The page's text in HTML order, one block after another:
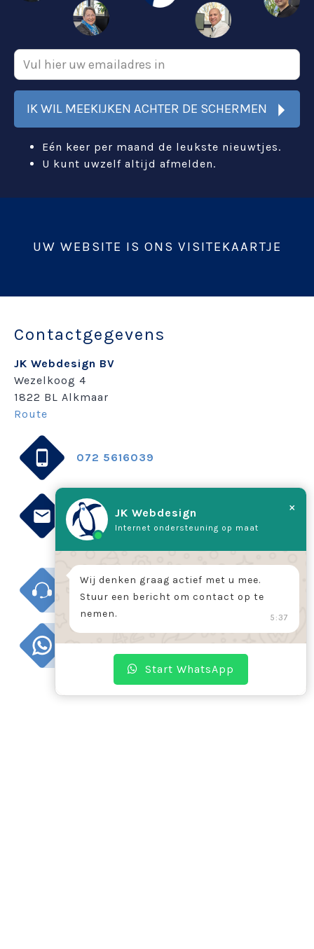
IK WIL MEEKIJKEN ACHTER DE SCHERMEN
Eén keer per maand de leukste nieuwtjes.
U kunt uwzelf altijd afmelden.
UW WEBSITE IS ONS VISITEKAARTJE
Contactgegevens
JK Webdesign BV
Wezelkoog 4
1822 BL Alkmaar
Route
072 5616039
info@jk.nl
Direct support
WhatsApp
JK Webdesign
Internet ondersteuning op maat
×
Wij denken graag actief met u mee.
Stuur een bericht om contact op te
nemen.
5:37
Start WhatsApp